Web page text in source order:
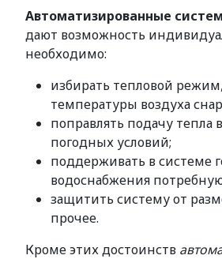
Автоматизированные
дают возможность
необходимо:
избирать тепловой
температуры воздуха
поправлять подачу тепла
погодных условий;
поддерживать в системе
водоснабжения
защитить систему от
прочее.
Кроме этих достоинств